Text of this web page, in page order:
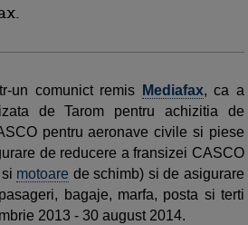
un comunict remis Mediafax, ca a
de Tarom pentru achizitia de
pentru aeronave civile si piese
de reducere a fransizei CASCO
motoare de schimb) si de asigurare
bagaje, marfa, posta si terti
2013 - 30 august 2014.